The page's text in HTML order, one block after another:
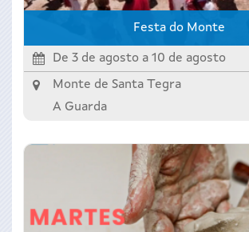
Festa do Monte
De 3 de agosto a 10 de agosto
Monte de Santa Tegra
A Guarda